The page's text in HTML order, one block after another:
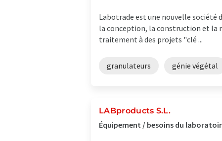
Labotrade est une nouvelle société
la conception, la construction et la
traitement à des projets "clé ...
granulateurs génie végétal
LABproducts S.L.
Équipement / besoins du